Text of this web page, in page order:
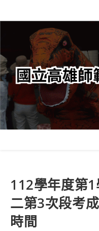
轉
要
內
容
112學年度第
二第3次段考
時間